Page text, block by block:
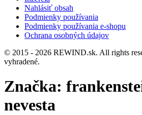
Nahlásiť obsah
Podmienky používania
Podmienky používania e-shopu
Ochrana osobných údajov
© 2015 - 2026 REWIND.sk. All rights
vyhradené.
Značka:
nevesta